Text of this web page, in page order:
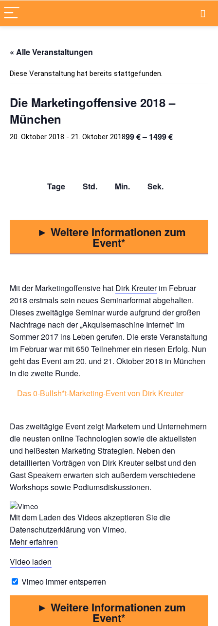
« Alle Veranstaltungen
Diese Veranstaltung hat bereits stattgefunden.
Die Marketingoffensive 2018 –
München
20. Oktober 2018 - 21. Oktober 201899 € – 1499 €
Tage Std. Min. Sek.
► Weitere Informationen zum
Event
Mit der Marketingoffensive hat Dirk Kreuterim Februar
2018 erstmals sein neues Seminarformat abgehalten.
Dieses zweitägige Seminar wurde aufgrund der großen
Nachfrage nach der „Akquisemaschine Internet“ im
Sommer 2017 ins Leben gerufen. Die erste Veranstaltung
im Februar war mit 650 Teilnehmer ein riesen Erfolg. Nun
geht das Event am 20. und 21. Oktober 2018 in München
in die zweite Runde.
Das 0-Bullsh*t-Marketing-Event von Dirk Kreuter
Das zweitägige Event zeigt Marketern und Unternehmern
die neusten online Technologien sowie die aktuellsten
und heißesten Marketing Strategien. Neben den
detaillierten Vorträgen von Dirk Kreuter selbst und den
Gast Speakern erwarten sich außerdem verschiedene
Workshops sowie Podiumsdiskussionen.
Mit dem Laden des Videos akzeptieren Sie die
Datenschutzerklärung von Vimeo.
Mehr erfahren
Video laden
Vimeo immer entsperren
► Weitere Informationen zum
Event